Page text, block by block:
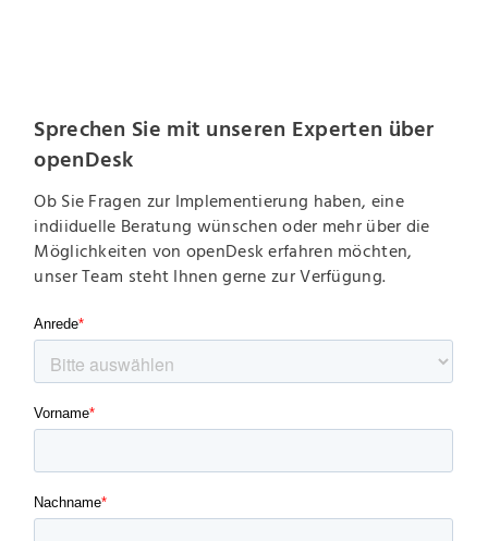
Sprechen Sie mit unseren Experten über
openDesk
Ob Sie Fragen zur Implementierung haben, eine
indiiduelle Beratung wünschen oder mehr über die
Möglichkeiten von openDesk erfahren möchten,
unser Team steht Ihnen gerne zur Verfügung.